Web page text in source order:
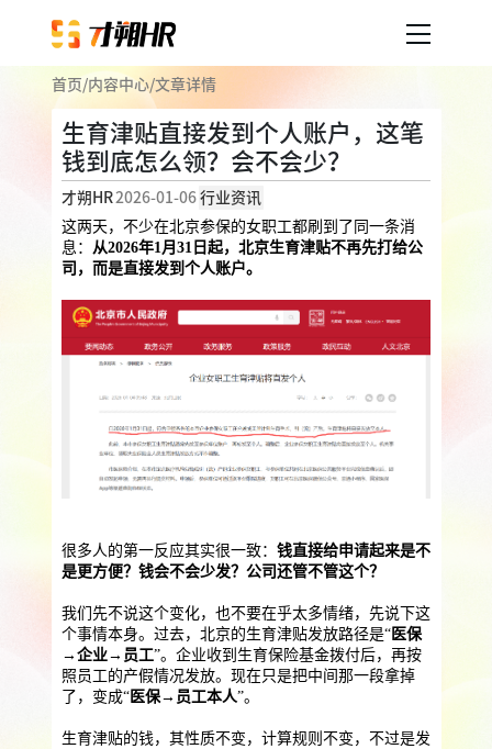
企业人事外包
用工外包
业务外包 岗位外包 灵活用工
员工福利
员工商保 员工关怀
法务咨询
企业助残残保业务
个人社保保障业务
社保公积金缴纳 上海落户规划 海积分办理
服务案例
内容中心
关于才朔
加入我们
首页/内容中心/文章详情
生育津贴直接发到个人账户，这笔
钱到底怎么领？会不会少？
才朔HR2026-01-06 行业资讯
这两天，不少在北京参保的女职工都刷到了同一条消
息： 从2026年1月31日起，北京生育津贴不再先打给公
司，而是直接发到个人账户。
很多人的第一反应其实很一致： 钱直接给申请起来是不
是更方便？钱会不会少发？公司还管不管这个？
我们先不说这个变化，也不要在乎太多情绪，先说下这
个事情本身。过去，北京的生育津贴发放路径是“医保
→企业→员工”。企业收到生育保险基金拨付后，再按
照员工的产假情况发放。现在只是把中间那一段拿掉
了，变成“医保→员工本人”。
生育津贴的钱，其性质不变，计算规则不变，不过是发